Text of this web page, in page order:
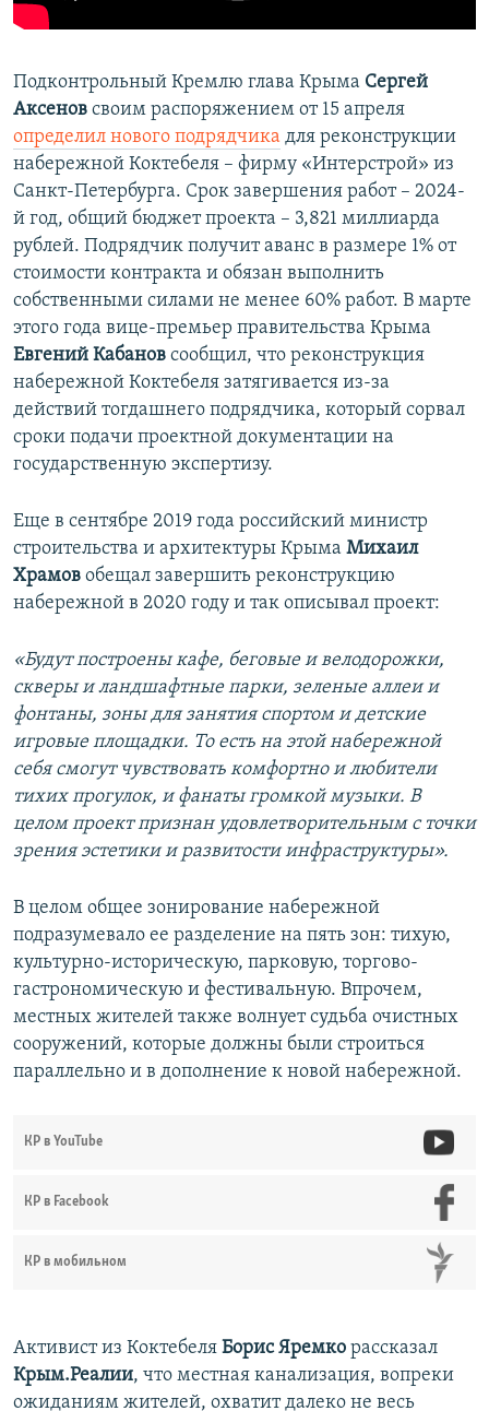
Подконтрольный Кремлю глава Крыма Сергей
Аксенов своим распоряжением от 15 апреля
определил нового подрядчика для реконструкции
набережной Коктебеля – фирму «Интерстрой» из
Санкт-Петербурга. Срок завершения работ – 2024-
й год, общий бюджет проекта – 3,821 миллиарда
рублей. Подрядчик получит аванс в размере 1% от
стоимости контракта и обязан выполнить
собственными силами не менее 60% работ. В марте
этого года вице-премьер правительства Крыма
Евгений Кабанов сообщил, что реконструкция
набережной Коктебеля затягивается из-за
действий тогдашнего подрядчика, который сорвал
сроки подачи проектной документации на
государственную экспертизу.
Еще в сентябре 2019 года российский министр
строительства и архитектуры Крыма Михаил
Храмов обещал завершить реконструкцию
набережной в 2020 году и так описывал проект:
«Будут построены кафе, беговые и велодорожки,
скверы и ландшафтные парки, зеленые аллеи и
фонтаны, зоны для занятия спортом и детские
игровые площадки. То есть на этой набережной
себя смогут чувствовать комфортно и любители
тихих прогулок, и фанаты громкой музыки. В
целом проект признан удовлетворительным с точки
зрения эстетики и развитости инфраструктуры».
В целом общее зонирование набережной
подразумевало ее разделение на пять зон: тихую,
культурно-историческую, парковую, торгово-
гастрономическую и фестивальную. Впрочем,
местных жителей также волнует судьба очистных
сооружений, которые должны были строиться
параллельно и в дополнение к новой набережной.
КР в YouTube
КР в Facebook
КР в мобильном
Активист из Коктебеля Борис Яремко рассказал
Крым.Реалии, что местная канализация, вопреки
ожиданиям жителей, охватит далеко не весь